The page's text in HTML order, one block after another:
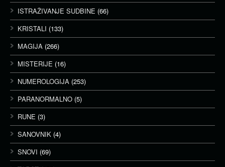
ISTRAŽIVANJE SUDBINE (66)
KRISTALI (133)
MAGIJA (266)
MISTERIJE (16)
NUMEROLOGIJA (253)
PARANORMALNO (5)
RUNE (3)
SANOVNIK (4)
SNOVI (69)